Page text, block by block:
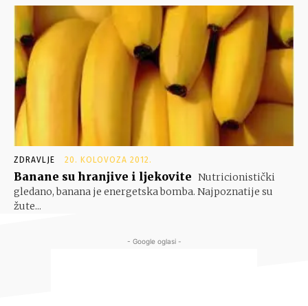
ZDRAVLJE 20. KOLOVOZA 2012.
Banane su hranjive i ljekovite Nutricionistički
gledano, banana je energetska bomba. Najpoznatije su
žute...
- Google oglasi -